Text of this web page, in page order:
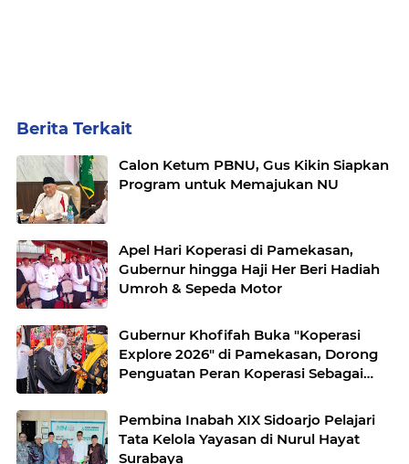
Berita Terkait
Calon Ketum PBNU, Gus Kikin Siapkan
Program untuk Memajukan NU
Apel Hari Koperasi di Pamekasan,
Gubernur hingga Haji Her Beri Hadiah
Umroh & Sepeda Motor
Gubernur Khofifah Buka "Koperasi
Explore 2026" di Pamekasan, Dorong
Penguatan Peran Koperasi Sebagai
Sekaligus Perluas Akses Promosi
Pelaku UMKM
Pembina Inabah XIX Sidoarjo Pelajari
Tata Kelola Yayasan di Nurul Hayat
Surabaya